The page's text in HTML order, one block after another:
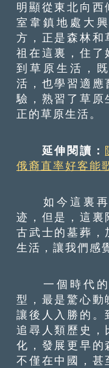
明顯從東北向西
室韋鎮地處大
方，正是森林和
祖在這裏，住了
到草原生活，
活，也學習適應
驗，熟習了草原
正的草原生活。
延伸閱讀：
俄裔直率好客能
如今這裏再
迹，但是，這裏
古武士的墓葬，
生活，讓我們感
一個時代的
型，最是驚心動
讓後人入勝的。
追尋人類歷史，
化，發展更早的
不僅在中國，甚